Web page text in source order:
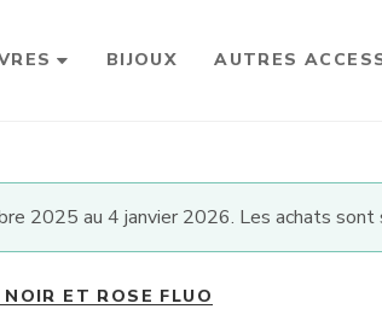
BIJOUX AUTRES
2025 au 4 janvier 2026. Les achats
ET ROSE FLUO